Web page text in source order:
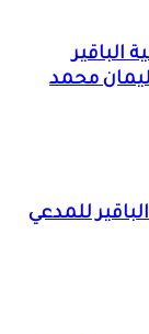
الباقير
محمد
للمدعي